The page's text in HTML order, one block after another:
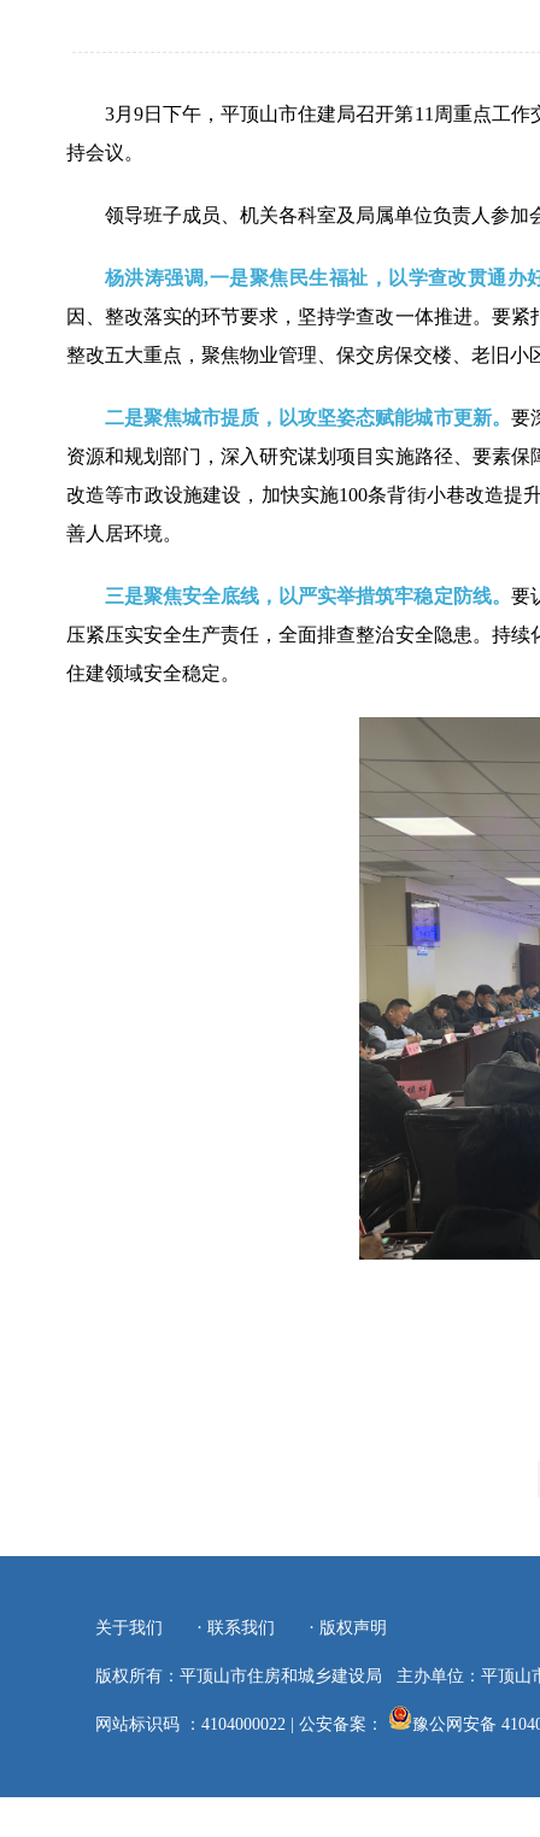
3月9日下午，平顶山市住建局召开第1 1周重点工作
持会议。
领导班子成员、机关各科室及局属单位负责人参加
杨洪涛强调,一是聚焦民生福祉，以学查改贯通办
因、整改落实的环节要求，坚持学查改一体推进。要
整改五大重点，聚焦物业管理、保交房保交楼、老旧
二是聚焦城市提质，以攻坚姿态赋能城市更新。 要
资源和规划部门，深入研究谋划项目实施路径、要素
改造等市政设施建设，加快实施100条背街小巷改造
善人居环境。
三是聚焦安全底线，以严实举措筑牢稳定防线。 要
压紧压实安全生产责任，全面排查整治安全隐患。持
住建领域安全稳定。
关于我们 · 联系我们 · 版权声明
版权所有：平顶山市住房和城乡建设局 主办单位：平顶山
网站标识码 ：4104000022| 公安备案： 豫公网安备